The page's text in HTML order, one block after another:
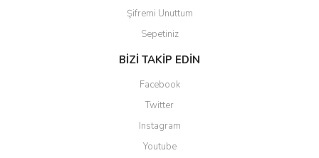
Şifremi Unuttum
Sepetiniz
BİZİ TAKİP EDİN
Facebook
Twitter
Instagram
Youtube